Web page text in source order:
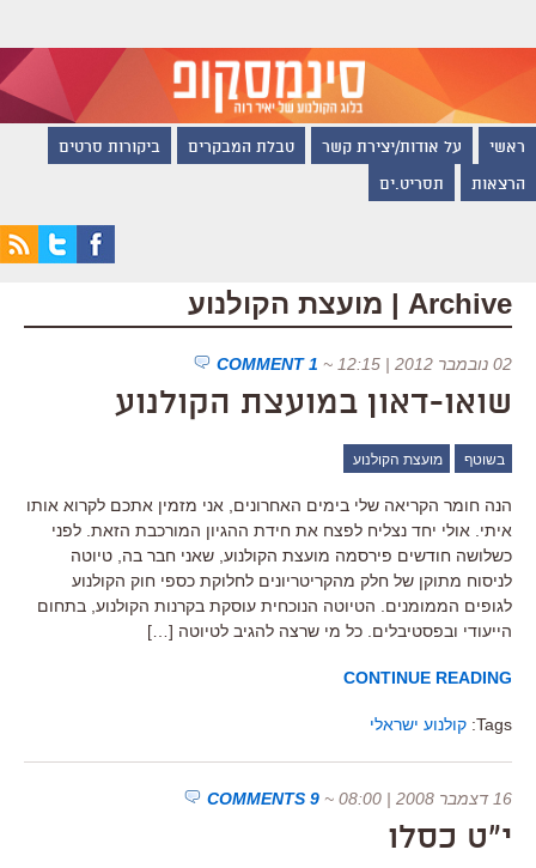
ראשי על אודות/יצירת קשר טבלת המבקרים ביקורות סרטים
הרצאות תסריט.ים
Archive | מועצת הקולנוע
02 נובמבר 2012 | 12:15 ~
1 COMMENT
שואו-דאון במועצת הקולנוע
בשוטף מועצת הקולנוע
הנה חומר הקריאה שלי בימים האחרונים, אני מזמין אתכם לקרוא אותו
איתי. אולי יחד נצליח לפצח את חידת ההגיון המורכבת הזאת. לפני
כשלושה חודשים פירסמה מועצת הקולנוע, שאני חבר בה, טיוטה
לניסוח מתוקן של חלק מהקריטריונים לחלוקת כספי חוק הקולנוע
לגופים הממומנים. הטיוטה הנוכחית עוסקת בקרנות הקולנוע, בתחום
הייעודי ובפסטיבלים. כל מי שרצה להגיב לטיוטה […]
CONTINUE READING
Tags: קולנוע ישראלי
16 דצמבר 2008 | 08:00 ~
9 COMMENTS
י"ט כסלו